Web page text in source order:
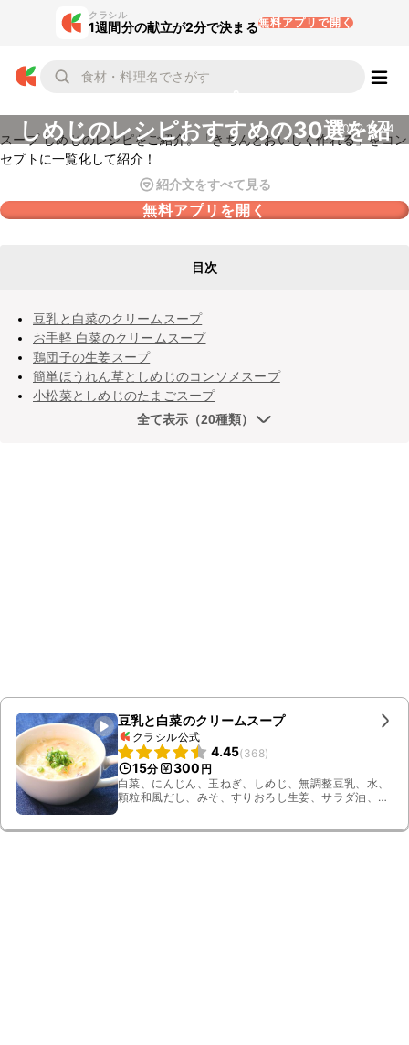
クラシル
1週間分の献立が2分で決まる無料アプリで開く
しめじのレシピおすすめの30選を紹
2022.11.24
スープ しめじのレシピをご紹介。「きちんとおいしく作れる」をコン
セプトに一覧化して紹介！
紹介文をすべて見る
無料アプリを開く
目次
豆乳と白菜のクリームスープ
お手軽 白菜のクリームスープ
鶏団子の生姜スープ
簡単ほうれん草としめじのコンソメスープ
小松菜としめじのたまごスープ
全て表示（20種類）
豆乳と白菜のクリームスープ
クラシル公式
4.45(368)
15分 300 円
白菜、にんじん、玉ねぎ、しめじ、無調整豆乳、水、
顆粒和風だし、みそ、すりおろし生姜、サラダ油、小